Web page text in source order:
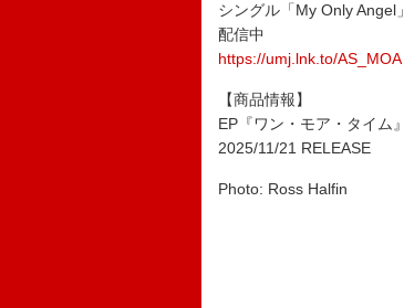
シングル「My Only Angel」
配信中
https://umj.lnk.to/AS_MOA
【商品情報】
EP『ワン・モア・タイム』
2025/11/21 RELEASE
Photo: Ross Halfin